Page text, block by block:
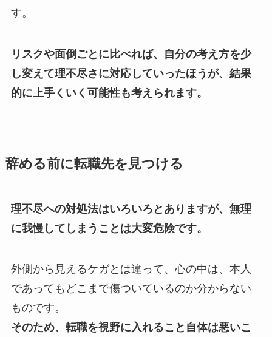
す。
リスクや面倒ごとに比べれば、自分の考え方を少
し変えて理不尽さに対応していったほうが、結果
的に上手くいく可能性も考えられます。
辞める前に転職先を見つける
理不尽への対処法はいろいろとありますが、無理
に我慢してしまうことは大変危険です。
外側から見えるケガとは違って、心の中は、本人
であってもどこまで傷ついているのか分からない
ものです。
そのため、転職を視野に入れること自体は悪いこ